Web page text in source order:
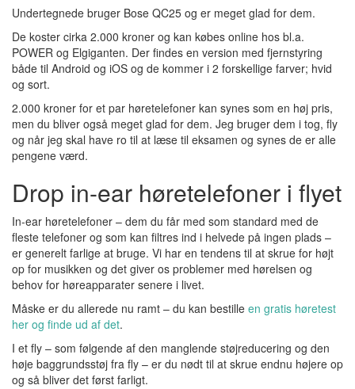
Undertegnede bruger Bose QC25 og er meget glad for dem.
De koster cirka 2.000 kroner og kan købes online hos bl.a.
POWER og Elgiganten. Der findes en version med fjernstyring
både til Android og iOS og de kommer i 2 forskellige farver; hvid
og sort.
2.000 kroner for et par høretelefoner kan synes som en høj pris,
men du bliver også meget glad for dem. Jeg bruger dem i tog, fly
og når jeg skal have ro til at læse til eksamen og synes de er alle
pengene værd.
Drop in-ear høretelefoner i flyet
In-ear høretelefoner – dem du får med som standard med de
fleste telefoner og som kan filtres ind i helvede på ingen plads –
er generelt farlige at bruge. Vi har en tendens til at skrue for højt
op for musikken og det giver os problemer med hørelsen og
behov for høreapparater senere i livet.
Måske er du allerede nu ramt – du kan bestille en gratis høretest
her og finde ud af det.
I et fly – som følgende af den manglende støjreducering og den
høje baggrundsstøj fra fly – er du nødt til at skrue endnu højere op
og så bliver det først farligt.